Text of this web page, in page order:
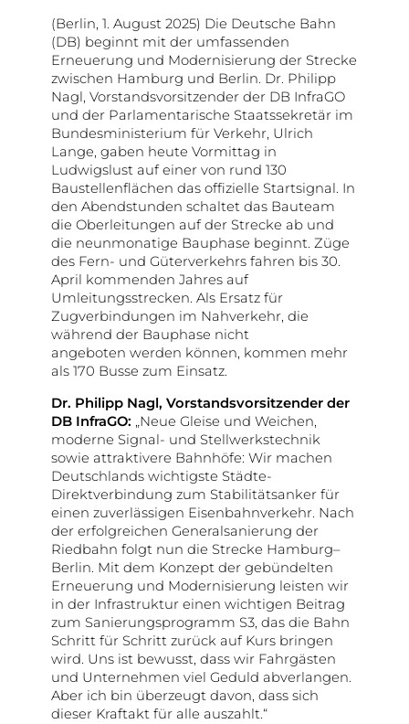
(Berlin, 1. August 2025) Die Deutsche Bahn
(DB) beginnt mit der umfassenden
Erneuerung und Modernisierung der Strecke
zwischen Hamburg und Berlin. Dr. Philipp
Nagl, Vorstandsvorsitzender der DB InfraGO
und der Parlamentarische Staatssekretär im
Bundesministerium für Verkehr, Ulrich
Lange, gaben heute Vormittag in
Ludwigslust auf einer von rund 130
Baustellenflächen das offizielle Startsignal. In
den Abendstunden schaltet das Bauteam
die Oberleitungen auf der Strecke ab und
die neunmonatige Bauphase beginnt. Züge
des Fern- und Güterverkehrs fahren bis 30.
April kommenden Jahres auf
Umleitungsstrecken. Als Ersatz für
Zugverbindungen im Nahverkehr, die
während der Bauphase nicht
angeboten werden können, kommen mehr
als 170 Busse zum Einsatz.
Dr. Philipp Nagl, Vorstandsvorsitzender der
DB InfraGO: „Neue Gleise und Weichen,
moderne Signal- und Stellwerkstechnik
sowie attraktivere Bahnhöfe: Wir machen
Deutschlands wichtigste Städte-
Direktverbindung zum Stabilitätsanker für
einen zuverlässigen Eisenbahnverkehr. Nach
der erfolgreichen Generalsanierung der
Riedbahn folgt nun die Strecke Hamburg–
Berlin. Mit dem Konzept der gebündelten
Erneuerung und Modernisierung leisten wir
in der Infrastruktur einen wichtigen Beitrag
zum Sanierungsprogramm S3, das die Bahn
Schritt für Schritt zurück auf Kurs bringen
wird. Uns ist bewusst, dass wir Fahrgästen
und Unternehmen viel Geduld abverlangen.
Aber ich bin überzeugt davon, dass sich
dieser Kraftakt für alle auszahlt.“